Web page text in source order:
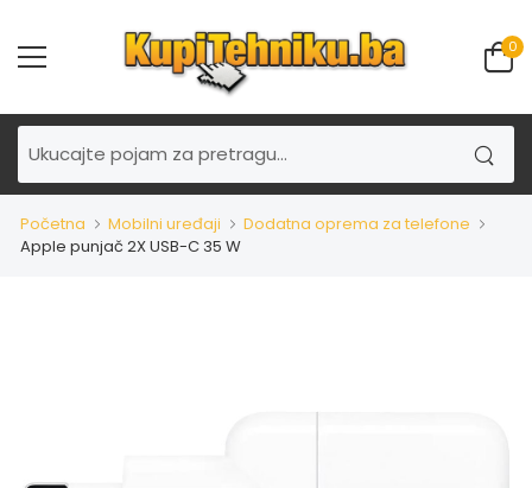
0
Početna Mobilni uređaji
Dodatna oprema za telefone
Apple punjač 2X USB-C 35 W